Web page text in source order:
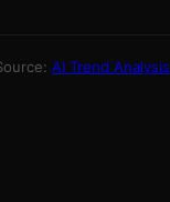
AI Trend Analysis